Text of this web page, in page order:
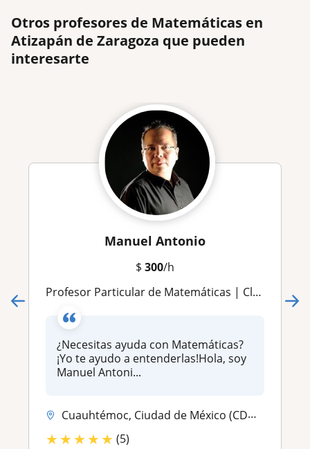
Otros profesores de Matemáticas en
Atizapán de Zaragoza que pueden
interesarte
Manuel Antonio
$ 300/h
Profesor Particular de Matemáticas | Clases Personalizadas Online y Presenciales
¿Necesitas ayuda con Matemáticas?
¡Yo te ayudo a entenderlas!Hola, soy
Manuel Antoni...
Cuauhtémoc, Ciudad de México (CDMX), Venustiano Carranza, Atizapán de ...
★★★★★ (5)